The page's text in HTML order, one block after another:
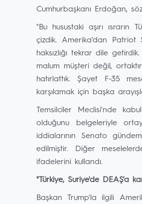
Cumhurbaşkanı Erdoğan,
"Bu husustaki aşırı ısrarın
çizdik. Amerika'dan Patriot
haksızlığı tekrar dile
malum müşteri değil,
hatırlattık. Şayet F-35
karşılamak için başka
Temsilciler Meclisi'nde
olduğunu belgeleriyle
iddialarının Senato
edilmiştir. Diğer
ifadelerini kullandı.
"Türkiye, Suriye'de DEAŞ'a
Başkan Trump'la ilgili